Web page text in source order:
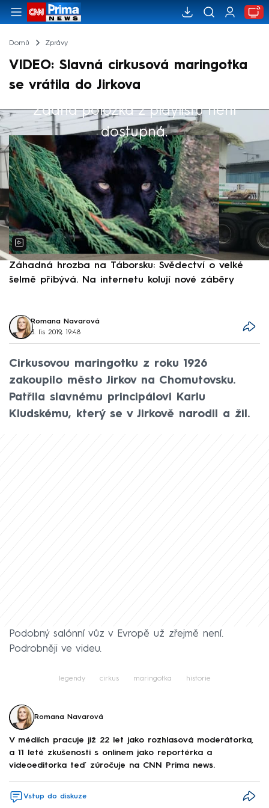
Domů Zprávy
VIDEO: Slavná cirkusová maringotka
se vrátila do Jirkova
Žádná položka z playlistu není
dostupná.
Výběr redakce
Záhadná hrozba na Táborsku: Svědectví o velké
šelmě přibývá. Na internetu kolují nové záběry
Romana Navarová
3. lis 2019, 19:48
Cirkusovou maringotku z roku 1926
zakoupilo město Jirkov na Chomutovsku.
Patřila slavnému principálovi Karlu
Kludskému, který se v Jirkově narodil a žil.
Podobný salónní vůz v Evropě už zřejmě není.
Podrobněji ve videu.
legendy cirkus maringotka historie
Romana Navarová
V médiích pracuje již 22 let jako rozhlasová moderátorka,
a 11 leté zkušenosti s onlinem jako reportérka a
videoeditorka teď zúročuje na CNN Prima news.
Vstup do diskuze